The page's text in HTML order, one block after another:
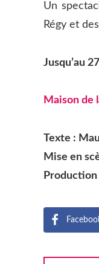
Un
Régy et
Jusqu’au
Maison de
Texte :
Mise en